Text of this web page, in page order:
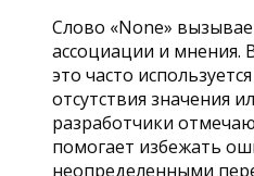
Слово «None»
ассоциации и мнения.
это часто
отсутствия значения
разработчики
помогает избежать
неопределенными